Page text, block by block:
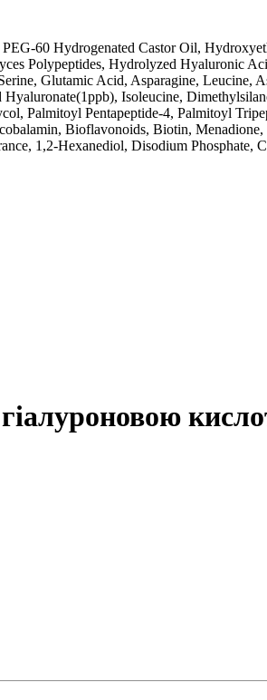
60 Hydrogenated Castor Oil,
Polypeptides, Hydrolyzed Hyaluronic
Glutamic Acid, Asparagine, Leucine,
Isoleucine,
Palmitoyl Pentapeptide-4, Palmitoyl
Bioflavonoids, Biotin,
1,2-Hexanediol, Disodium Phosphate,